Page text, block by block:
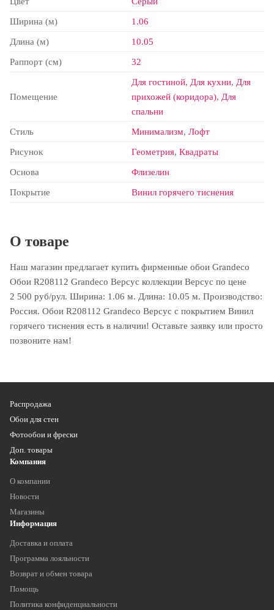
Ширина (м) 1.06
Длина (м) 10.05
Раппорт (см) 32
Помещение
Для гостиной, Для кухни, Для
прихожей (коридора), Для
спальни
Стиль Минимализм, Лофт
Рисунок Геометрия, Квадраты
Основа Флизелин
Покрытие Винил горячего тиснения
О товаре
Наш магазин предлагает купить фирменные обои Grandeco
Обои R208112 Grandeco Версус коллекции Версус по цене
2 500 руб/рул. Ширина: 1.06 м. Длина: 10.05 м. Производство:
Россия. Обои R208112 Grandeco Версус с покрытием Винил
горячего тиснения есть в наличии! Оставьте заявку или просто
позвоните нам!
Распродажа
Обои для стен
Фотообои и фрески
Доп. товары
Компания
О компании
Новости
Магазины
Информация
Доставка и оплата
Программа лояльности
Возврат и обмен товара
Помощь
Политика конфиденциальности